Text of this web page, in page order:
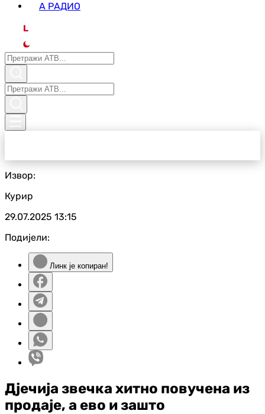
А РАДИО
L
Извор:
Курир
29.07.2025 13:15
Подијели:
Линк је копиран!
Дјечија звечка хитно повучена из
продаје, а ево и зашто